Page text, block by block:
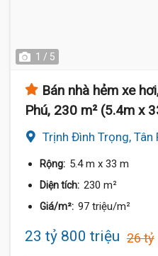
1 / 5
Bán nhà hẻm xe
Phú, 230 m² (5.4m x
Trịnh Đình Trọng, Tân
Rộng: 5.4 m x 33 m
Diện tích: 230 m²
Giá/m²: 97 triệu/m²
23 tỷ 800 triệu 26 tỷ